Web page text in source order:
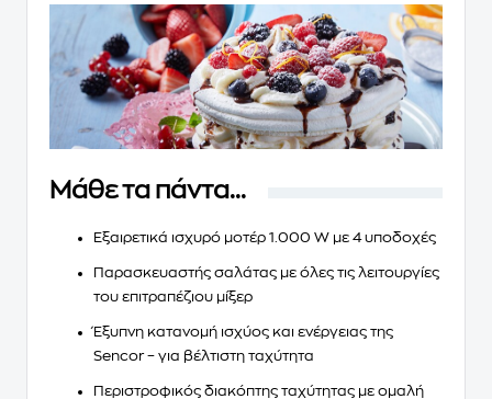
Μάθε τα πάντα...
Εξαιρετικά ισχυρό μοτέρ 1.000 W με 4 υποδοχές
Παρασκευαστής σαλάτας με όλες τις λειτουργίες
του επιτραπέζιου μίξερ
Έξυπνη κατανομή ισχύος και ενέργειας της
Sencor – για βέλτιστη ταχύτητα
Περιστροφικός διακόπτης ταχύτητας με ομαλή